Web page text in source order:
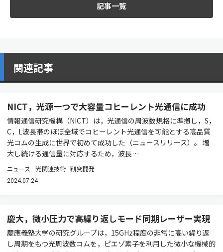
記事一覧
関連記事
NICT，光源一つで大容量コヒーレント光通信に成功
情報通信研究機構（NICT）は，光通信の周波数規格に準拠し，S，
C，L波長帯のほぼ全域でコヒーレント光通信を可能とする高品質
光コムの生成に世界で初めて成功した（ニュースリリース）。 増
大し続ける通信量に対応するため，波長…
ニュース 光関連技術 研究開発
2024.07.24
慶大，微小圧力で高繰り返しモード同期レーザー実現
慶應義塾大学の研究グループは，15GHz程度の非常に高い繰り返
し周期をもつ光周波数コムを，ピエゾ素子を利用した微小な機械的